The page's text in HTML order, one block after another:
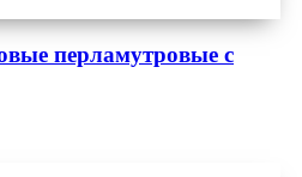
перламутровые с